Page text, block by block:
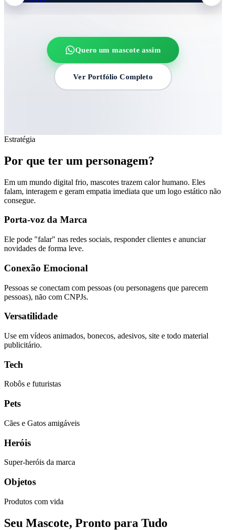
Quero um mascote assim
Ver Portfólio Completo
Estratégia
Por que ter um personagem?
Em um mundo digital frio, mascotes trazem calor humano. Eles
falam, interagem e geram empatia imediata que um logo estático não
consegue.
Porta-voz da Marca
Ele pode "falar" nas redes sociais, responder clientes e anunciar
novidades de forma leve.
Conexão Emocional
Pessoas se conectam com pessoas (ou personagens que parecem
pessoas), não com CNPJs.
Versatilidade
Use em vídeos animados, bonecos, adesivos, site e todo material
publicitário.
Tech
Robôs e futuristas
Pets
Cães e Gatos amigáveis
Heróis
Super-heróis da marca
Objetos
Produtos com vida
Seu Mascote, Pronto para Tudo